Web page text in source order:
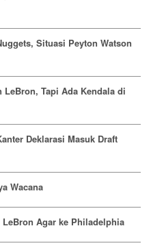
Situasi Peyton Watson
Tapi Ada Kendala di
Deklarasi Masuk Draft
Wacana
LeBron Agar ke Philadelphia